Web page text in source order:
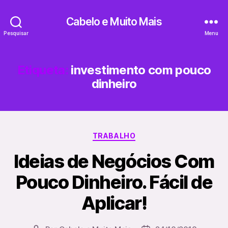
Pesquisar
Cabelo e Muito Mais
Menu
Etiqueta: investimento com pouco
dinheiro
Categorias
TRABALHO
Ideias de Negócios Com
Pouco Dinheiro. Fácil de
Aplicar!